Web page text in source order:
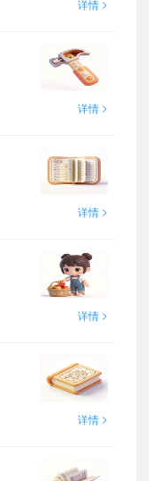
详情 >
详情 >
详情 >
详情 >
详情 >